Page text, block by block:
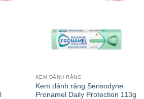
KEM ĐÁNH RĂNG
Kem đánh răng Sensodyne
Pronamel Daily Protection 113g